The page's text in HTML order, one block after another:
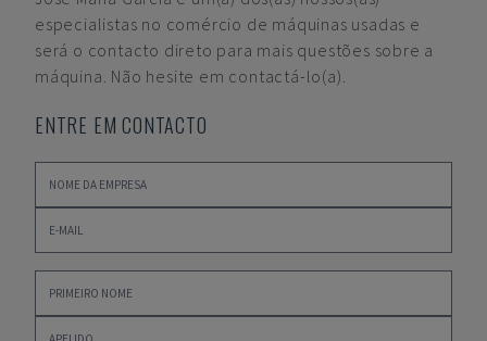
especialistas no comércio de máquinas usadas e
será o contacto direto para mais questões sobre a
máquina. Não hesite em contactá-lo(a).
ENTRE EM CONTACTO